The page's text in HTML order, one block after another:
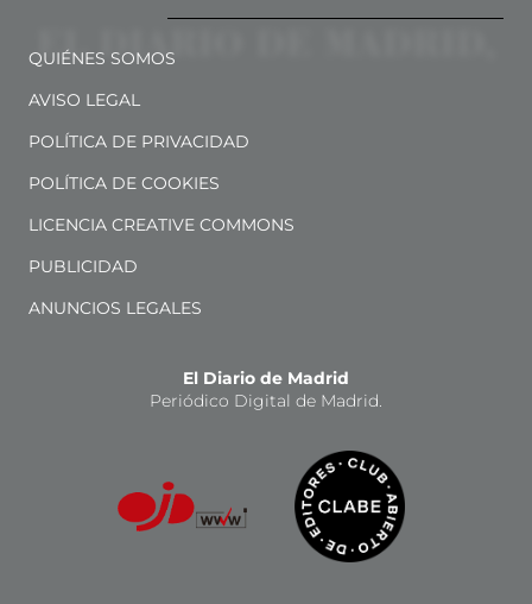
QUIÉNES SOMOS
AVISO LEGAL
POLÍTICA DE PRIVACIDAD
POLÍTICA DE COOKIES
LICENCIA CREATIVE COMMONS
PUBLICIDAD
ANUNCIOS LEGALES
El Diario de Madrid
Periódico Digital de Madrid.